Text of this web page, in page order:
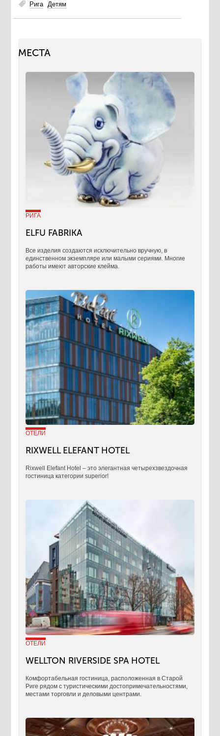
Рига Детям
МЕСТА
РИГА
ELFU FABRIKA
Все изделия создаются исключительно вручную, в
единственном экземпляре или малыми сериями. Многие
работы имеют авторские клейма.
ОТЕЛИ
RIXWELL ELEFANT HOTEL
Rixwell Elefant Hotel ‒ это элегантная четырехзвездочная
гостиница категории superior!
ОТЕЛИ
WELLTON RIVERSIDE SPA HOTEL
Комфортабельная гостиница, расположенная в Старой
Риге рядом с туристическими достопримечательностями,
местами торговли и деловыми центрами.